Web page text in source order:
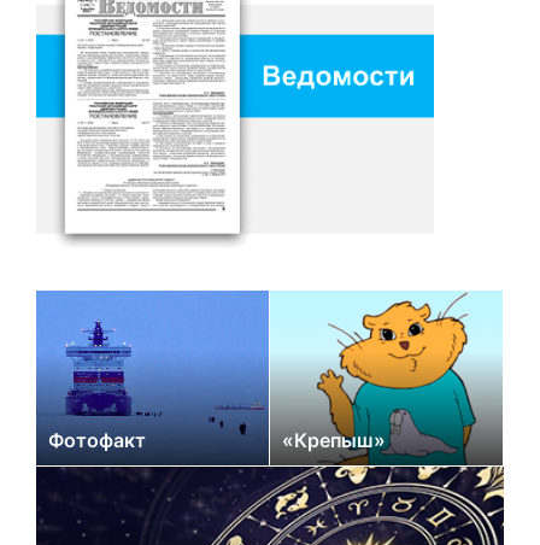
Фотофакт «Крепыш»